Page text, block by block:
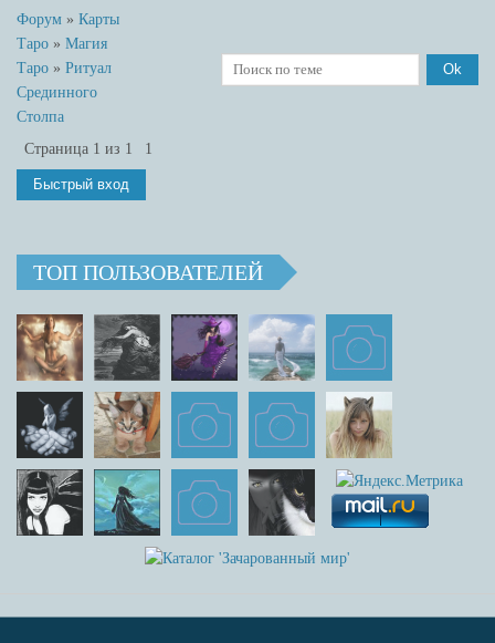
Форум » Карты
Таро » Магия
Таро » Ритуал
Срединного
Столпа
Страница 1 из 1 1
ТОП ПОЛЬЗОВАТЕЛЕЙ